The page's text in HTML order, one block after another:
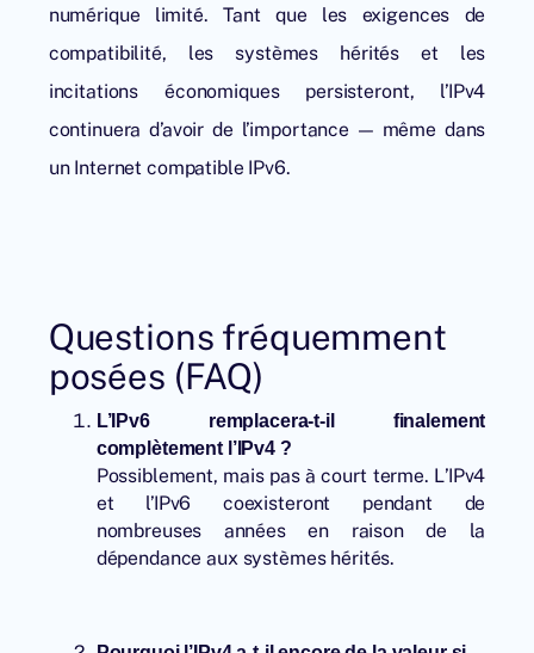
numérique limité. Tant que les exigences de
compatibilité, les systèmes hérités et les
incitations économiques persisteront, l’IPv4
continuera d’avoir de l’importance — même dans
un Internet compatible IPv6.
Questions fréquemment
posées (FAQ)
L’IPv6 remplacera-t-il finalement
complètement l’IPv4 ?
Possiblement, mais pas à court terme. L’IPv4
et l’IPv6 coexisteront pendant de
nombreuses années en raison de la
dépendance aux systèmes hérités.